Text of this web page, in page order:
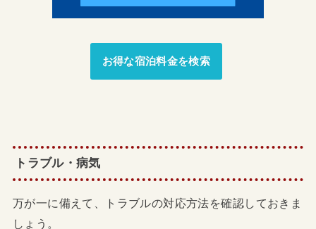
お得な宿泊料金を検索
トラブル・病気
万が一に備えて、トラブルの対応方法を確認しておきま
しょう。